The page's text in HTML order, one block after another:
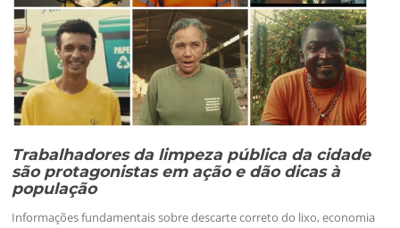
Trabalhadores da limpeza pública da cidade
são protagonistas em ação e dão dicas à
população
Informações fundamentais sobre descarte correto do lixo, economia